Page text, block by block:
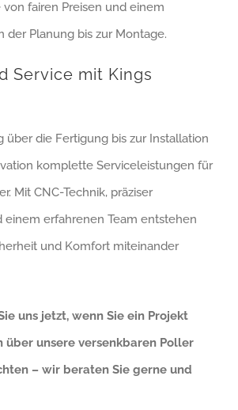
von fairen Preisen und einem
der Planung bis zur Montage.
Service mit Kings
über die Fertigung bis zur Installation
komplette Serviceleistungen für
Mit CNC-Technik, präziser
einem erfahrenen Team entstehen
und Komfort miteinander
uns jetzt, wenn Sie ein Projekt
über unsere versenkbaren Poller
– wir beraten Sie gerne und